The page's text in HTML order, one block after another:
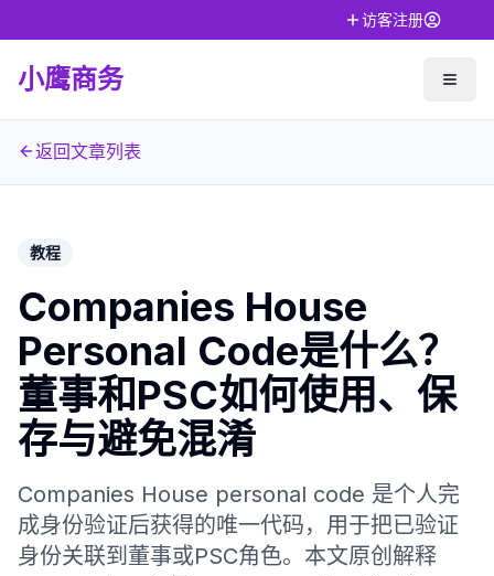
访客注册
小鹰商务
返回文章列表
教程
Companies House
Personal Code是什么？
董事和PSC如何使用、保
存与避免混淆
Companies House personal code 是个人完
成身份验证后获得的唯一代码，用于把已验证
身份关联到董事或PSC角色。本文原创解释